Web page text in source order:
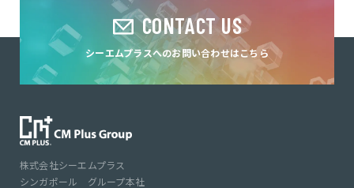
CONTACT US
シーエムプラスへのお問い合わせはこちら
株式会社シーエムプラス
シンガポール グループ本社